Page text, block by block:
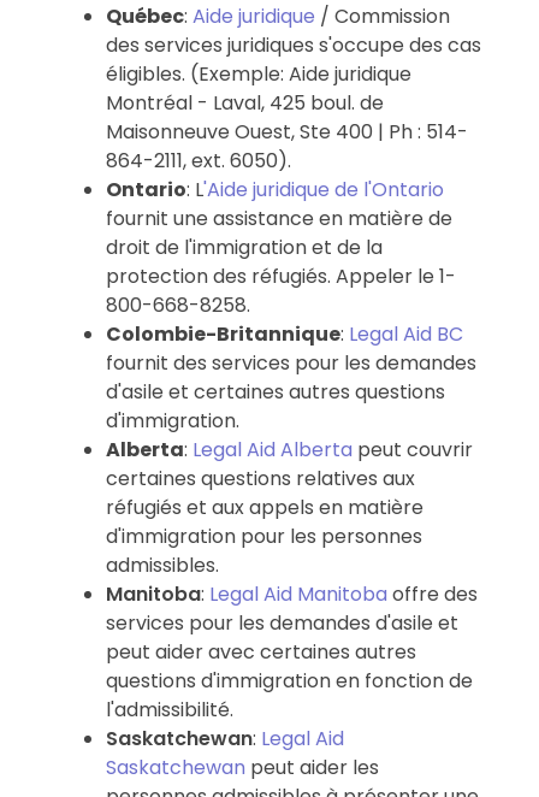
Québec: Aide juridique / Commission
des services juridiques s'occupe des cas
éligibles. (Exemple: Aide juridique
Montréal - Laval, 425 boul. de
Maisonneuve Ouest, Ste 400 | Ph : 514-
864-2111, ext. 6050).
Ontario: L'Aide juridique de l'Ontario
fournit une assistance en matière de
droit de l'immigration et de la
protection des réfugiés. Appeler le 1-
800-668-8258.
Colombie-Britannique: Legal Aid BC
fournit des services pour les demandes
d'asile et certaines autres questions
d'immigration.
Alberta: Legal Aid Alberta peut couvrir
certaines questions relatives aux
réfugiés et aux appels en matière
d'immigration pour les personnes
admissibles.
Manitoba: Legal Aid Manitoba offre des
services pour les demandes d'asile et
peut aider avec certaines autres
questions d'immigration en fonction de
l'admissibilité.
Saskatchewan: Legal Aid
Saskatchewan peut aider les